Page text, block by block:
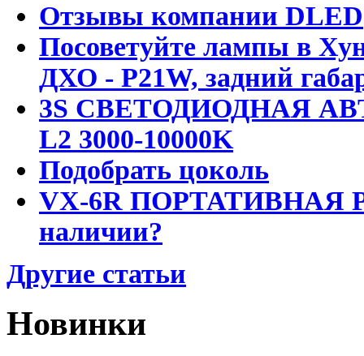
Отзывы компании DLED
Посоветуйте лампы в
ДХО - P21W, задний
3S СВЕТОДИОДНАЯ
L2 3000-10000K
Подобрать цоколь
VX-6R ПОРТАТИВНАЯ
наличии?
Другие статьи
Новинки